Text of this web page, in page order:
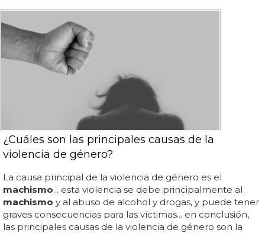
¿Cuáles son las principales causas de la
violencia de género?
La causa principal de la violencia de género es el
machismo... esta violencia se debe principalmente al
machismo y al abuso de alcohol y drogas, y puede tener
graves consecuencias para las víctimas... en conclusión,
las principales causas de la violencia de género son la